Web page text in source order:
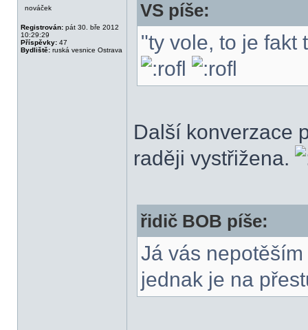
nováček
Registrován: pát 30. bře 2012
10:29:29
Příspěvky: 47
Bydliště: ruská vesnice Ostrava
VS píše:
"ty vole, to je fakt
Další konverzace
raději vystřižena.
řidič BOB píše:
Já vás
jednak je na